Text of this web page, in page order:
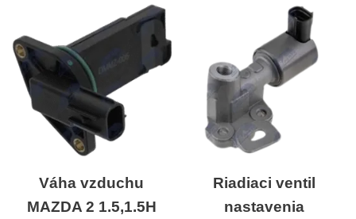
Váha vzduchu
MAZDA 2 1.5,1.5H
Riadiaci ventil
nastavenia